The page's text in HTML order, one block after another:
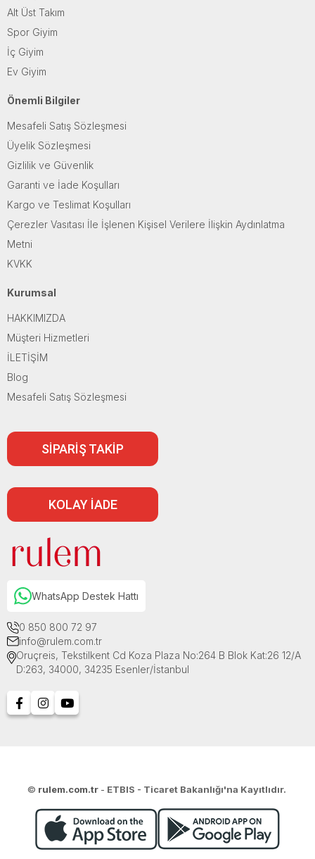
Alt Üst Takım
Spor Giyim
İç Giyim
Ev Giyim
Önemli Bilgiler
Mesafeli Satış Sözleşmesi
Üyelik Sözleşmesi
Gizlilik ve Güvenlik
Garanti ve İade Koşulları
Kargo ve Teslimat Koşulları
Çerezler Vasıtası İle İşlenen Kişisel Verilere İlişkin Aydınlatma
Metni
KVKK
Kurumsal
HAKKIMIZDA
Müşteri Hizmetleri
İLETİŞİM
Blog
Mesafeli Satış Sözleşmesi
SİPARİŞ TAKİP
KOLAY İADE
WhatsApp Destek Hattı
0 850 800 72 97
info@rulem.com.tr
Oruçreis, Tekstilkent Cd Koza Plaza No:264 B Blok Kat:26 12/A
D:263, 34000, 34235 Esenler/İstanbul
© rulem.com.tr - ETBIS - Ticaret Bakanlığı'na Kayıtlıdır.